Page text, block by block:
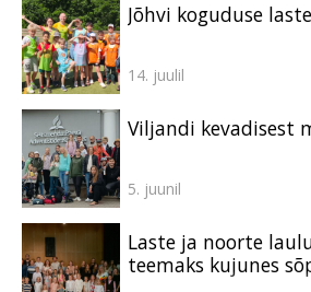
Jõhvi koguduse
14. juulil
Viljandi kevadisest
5. juunil
Laste ja noorte
teemaks kujunes